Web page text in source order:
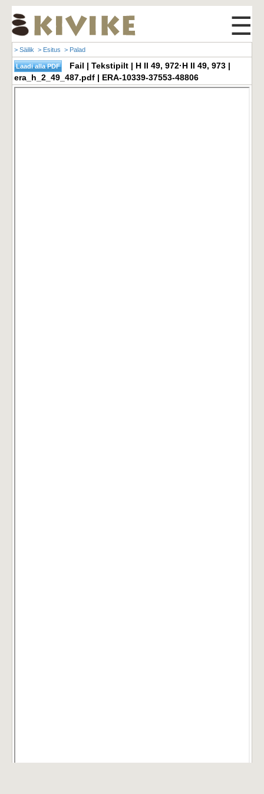
☰
> Säilik > Esitus > Palad
Fail | Tekstipilt | H II 49, 972·H II 49, 973 |
era_h_2_49_487.pdf | ERA-10339-37553-48806